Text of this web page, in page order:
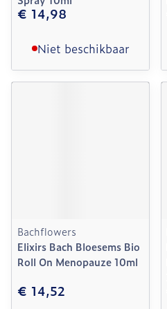
€ 14,98
Niet beschikbaar
Bachflowers
Elixirs Bach Bloesems Bio
Roll On Menopauze 10ml
€ 14,52